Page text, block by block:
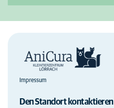
Impressum
Den Standort kontaktieren